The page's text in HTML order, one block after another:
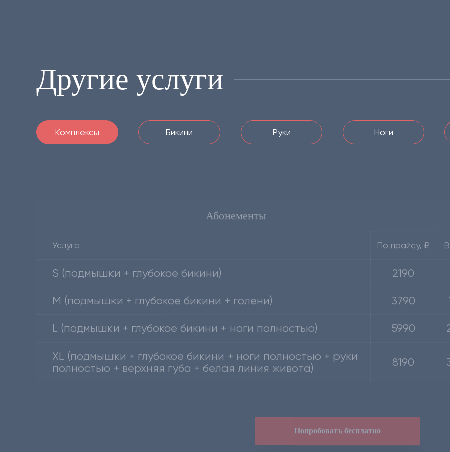
Другие услуги
Комплексы Бикини Руки Ноги
S (подмышки + глубокое бикини) 2190
M (подмышки + глубокое бикини + голени) 3790
L (подмышки + глубокое бикини + ноги полностью) 5990
XL (подмышки + глубокое бикини + ноги полностью + руки
полностью + верхняя губа + белая линия живота)
8190